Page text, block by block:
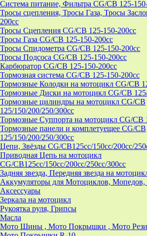
Система питание, Фильтра CG/CB 125-
Тросы сцепления, Тросы Газа, Тросы
200cc
Тросы Сцепления CG/CB 125-150-200cc
Тросы Газа CG/CB 125-150-200cc
Тросы Спидометра CG/CB 125-150-200cc
Тросы Подсоса CG/CB 125-150-200cc
Карбюратор CG/CB 125-150-200cc
Тормозная система CG/CB 125-150-200cc
Тормозные Колодки на мотоцикл CG/CB
Тормозные Диски на мотоцикл CG/CB
Тормозные цилиндры на мотоцикл CG/CB
125/150/200/250/300cc
Тормозные Суппорта на мотоцикл CG/CB
Тормозные панели и комплетуещее CG/CB
125/150/200/250/300cc
Цепи, Звёзды CG/CB125cc/150cc/200cc/
Приводная Цепь на мотоцикл
CG/CB125cc/150cc/200cc/250cc/300cc
Задняя звезда, Передняя звезда на
Аккумуляторы для Мотоциклов, Мопедов,
Аксессуары
Зеркала на мотоцикл
Рукоятка руля, Грипсы
Масла
Мото Шины , Мото Покрышки , Мото